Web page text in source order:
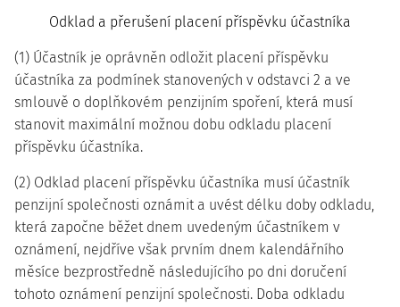
Odklad a přerušení placení příspěvku účastníka
(1) Účastník je oprávněn odložit placení příspěvku
účastníka za podmínek stanovených v odstavci 2 a ve
smlouvě o doplňkovém penzijním spoření, která musí
stanovit maximální možnou dobu odkladu placení
příspěvku účastníka.
(2) Odklad placení příspěvku účastníka musí účastník
penzijní společnosti oznámit a uvést délku doby odkladu,
která započne běžet dnem uvedeným účastníkem v
oznámení, nejdříve však prvním dnem kalendářního
měsíce bezprostředně následujícího po dni doručení
tohoto oznámení penzijní společnosti. Doba odkladu